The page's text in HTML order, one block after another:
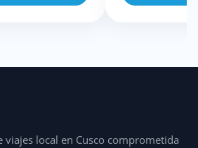
viajes local en Cusco comprometida